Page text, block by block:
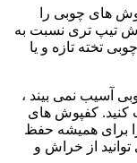
های چوبی را
تیپ تری نسبت به
تخته تازه و یا
آسیب نمی بیند ،
کنید. کفپوش های
برای همیشه حفظ
از خراش و